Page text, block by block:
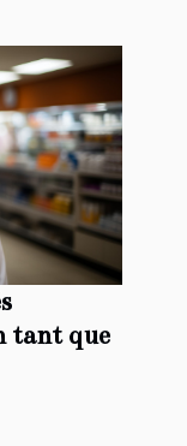
tant que